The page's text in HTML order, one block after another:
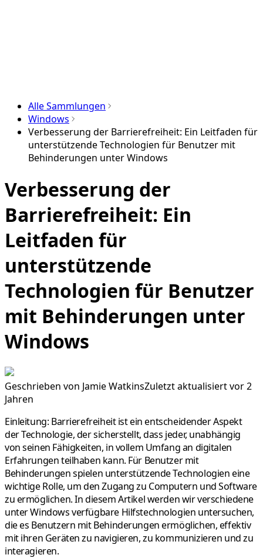
Alle Sammlungen
Windows
Verbesserung der Barrierefreiheit: Ein Leitfaden für
unterstützende Technologien für Benutzer mit
Behinderungen unter Windows
Verbesserung der
Barrierefreiheit: Ein
Leitfaden für
unterstützende
Technologien für Benutzer
mit Behinderungen unter
Windows
Geschrieben von Jamie WatkinsZuletzt aktualisiert vor 2
Jahren
Einleitung: Barrierefreiheit ist ein entscheidender Aspekt
der Technologie, der sicherstellt, dass jeder, unabhängig
von seinen Fähigkeiten, in vollem Umfang an digitalen
Erfahrungen teilhaben kann. Für Benutzer mit
Behinderungen spielen unterstützende Technologien eine
wichtige Rolle, um den Zugang zu Computern und Software
zu ermöglichen. In diesem Artikel werden wir verschiedene
unter Windows verfügbare Hilfstechnologien untersuchen,
die es Benutzern mit Behinderungen ermöglichen, effektiv
mit ihren Geräten zu navigieren, zu kommunizieren und zu
interagieren.